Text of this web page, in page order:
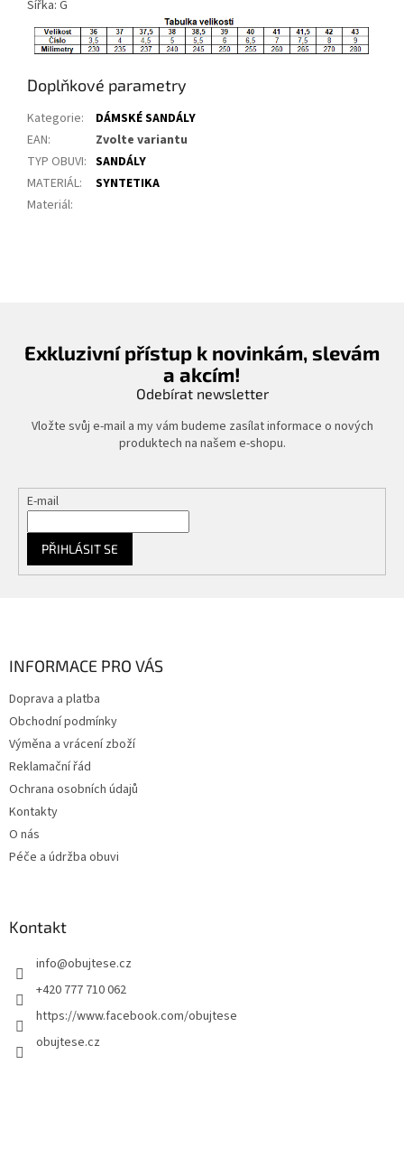
Šířka: G
Doplňkové parametry
Kategorie:
DÁMSKÉ SANDÁLY
EAN:
Zvolte variantu
TYP OBUVI: SANDÁLY
MATERIÁL:
SYNTETIKA
Materiál:
Exkluzivní přístup k novinkám, slevám
a akcím!
Odebírat newsletter
Vložte svůj e-mail a my vám budeme zasílat informace o nových
produktech na našem e-shopu.
E-mail
PŘIHLÁSIT SE
INFORMACE PRO VÁS
Doprava a platba
Obchodní podmínky
Výměna a vrácení zboží
Reklamační řád
Ochrana osobních údajů
Kontakty
O nás
Péče a údržba obuvi
Kontakt
info@obujtese.cz
+420 777 710 062
https://www.facebook.com/obujtese
obujtese.cz